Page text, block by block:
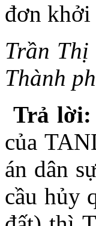
đơn khởi
Trần
Thành
Trả lời:
của
án dân
cầu hủy